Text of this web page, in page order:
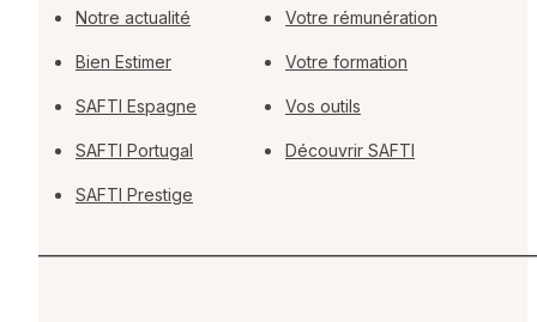
Notre actualité
Bien Estimer
SAFTI Espagne
SAFTI Portugal
SAFTI Prestige
Votre rémunération
Votre formation
Vos outils
Découvrir SAFTI